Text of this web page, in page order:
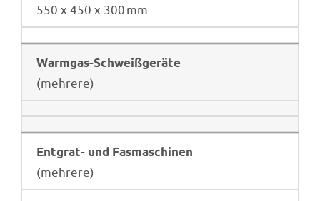
550 x 450 x 300 mm
Warm­gas-Schweiß­ge­räte
(mehrere)
Entgrat- und Fasmaschinen
(mehrere)